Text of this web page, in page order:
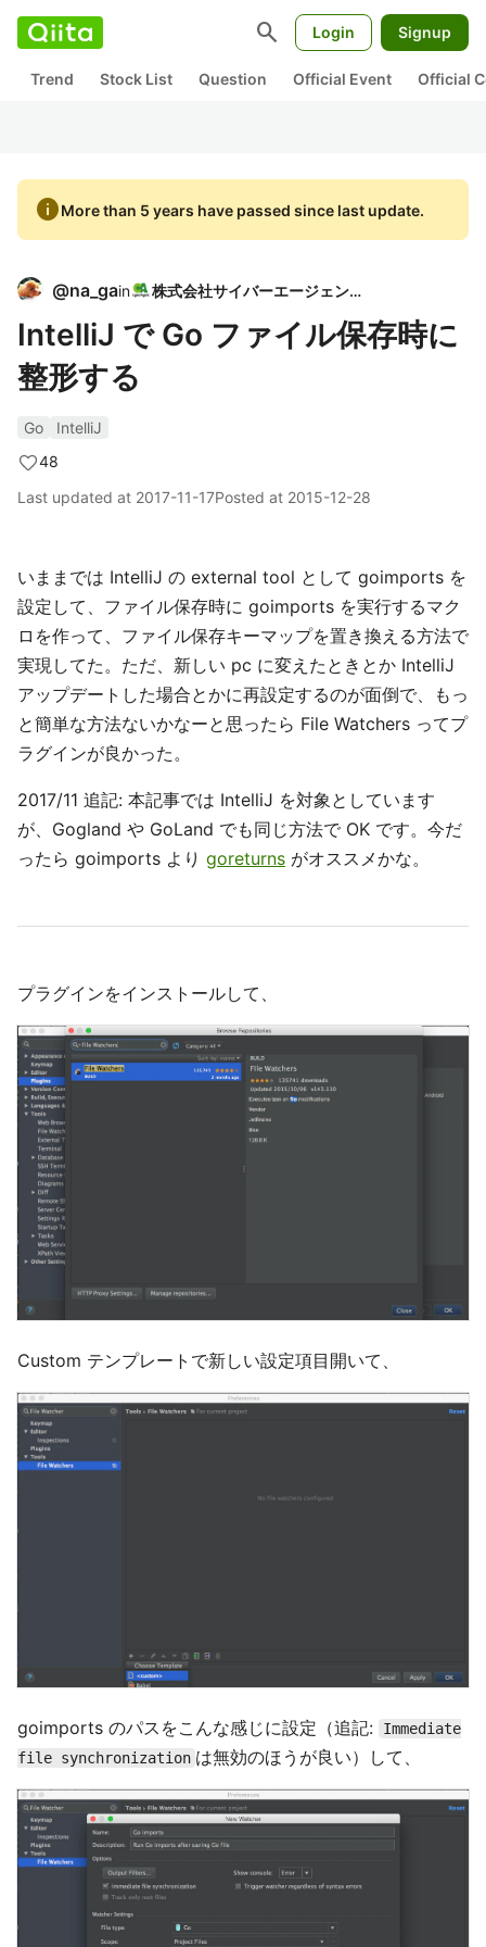
search Login Signup
Trend Stock List Question Official Event Official
infoMore than 5 years have passed since last update.
@na_gain 株式会社サイバーエージェント
IntelliJ で Go ファイル保存時に
整形する
Go
IntelliJ
48
Last updated at 2017-11-17Posted at 2015-12-28
いままでは IntelliJ の external tool として goimports を
設定して、ファイル保存時に goimports を実行するマク
ロを作って、ファイル保存キーマップを置き換える方法で
実現してた。ただ、新しい pc に変えたときとか IntelliJ
アップデートした場合とかに再設定するのが面倒で、もっ
と簡単な方法ないかなーと思ったら File Watchers ってプ
ラグインが良かった。
2017/11 追記: 本記事では IntelliJ を対象としています
が、Gogland や GoLand でも同じ方法で OK です。今だ
ったら goimports より goreturns がオススメかな。
プラグインをインストールして、
Custom テンプレートで新しい設定項目開いて、
goimports のパスをこんな感じに設定（追記:
Immediate
file synchronization は無効のほうが良い）して、